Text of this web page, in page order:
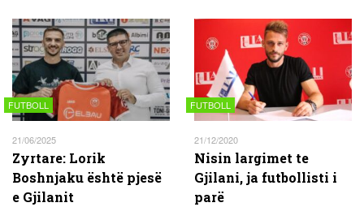
FUTBOLL
21/06/2025
Zyrtare: Lorik
Boshnjaku është pjesë
e Gjilanit
FUTBOLL
21/12/2020
Nisin largimet te
Gjilani, ja futbollisti i
parë